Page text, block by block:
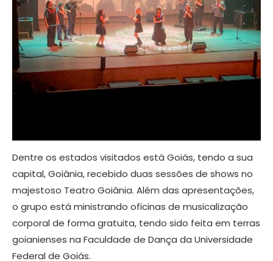
Dentre os estados visitados está Goiás, tendo a sua
capital, Goiânia, recebido duas sessões de shows no
majestoso Teatro Goiânia. Além das apresentações,
o grupo está ministrando oficinas de musicalização
corporal de forma gratuita, tendo sido feita em terras
goianienses na Faculdade de Dança da Universidade
Federal de Goiás.